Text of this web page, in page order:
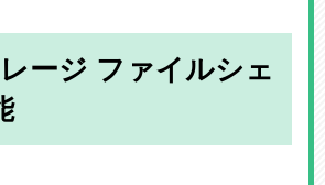
ージ ファイルシェ